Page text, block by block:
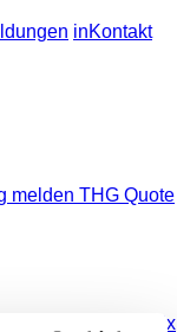
inKontakt
melden THG Quote
Strommix